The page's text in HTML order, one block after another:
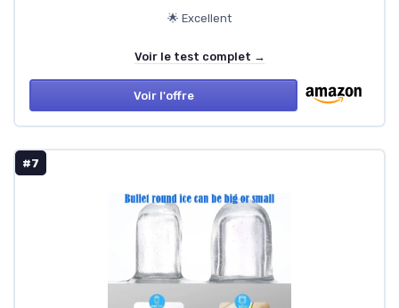
🌟 Excellent
Voir le test complet →
Voir l'offre
#7